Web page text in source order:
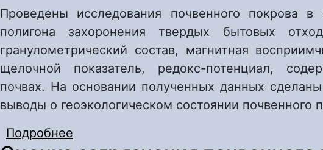
Проведены исследования почвенного покрова в
полигона захоронения твердых бытовых
гранулометрический состав, магнитная
щелочной показатель, редокс-потенциал,
почвах. На основании полученных данных
выводы о геоэкологическом состоянии почвенного
Подробнее